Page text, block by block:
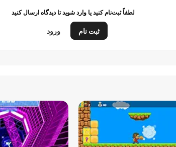
لطفاً ثبت‌نام کنید یا وارد شوید تا دیدگاه ارسال کنید
ثبت نام ورود